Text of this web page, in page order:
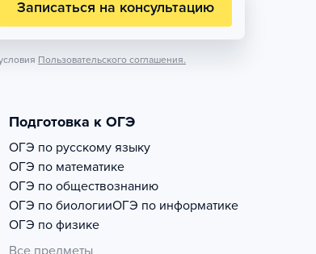
Записаться на консультацию
Пользовательского соглашения.
Подготовка к ОГЭ
ОГЭ по русскому языку
ОГЭ по математике
ОГЭ по обществознанию
ОГЭ по биологииОГЭ по информатике
ОГЭ по физике
Все предметы